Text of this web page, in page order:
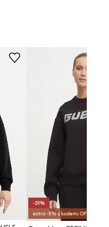
-31%
extra -5% z kodem: OFF*